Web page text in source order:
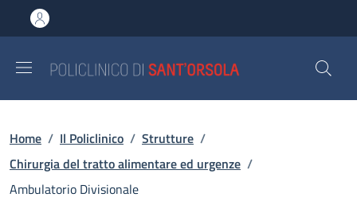
al contenuto principale
to footer content
Briciole di pane
Home / Il Policlinico / Strutture /
Chirurgia del tratto alimentare ed urgenze /
Ambulatorio Divisionale